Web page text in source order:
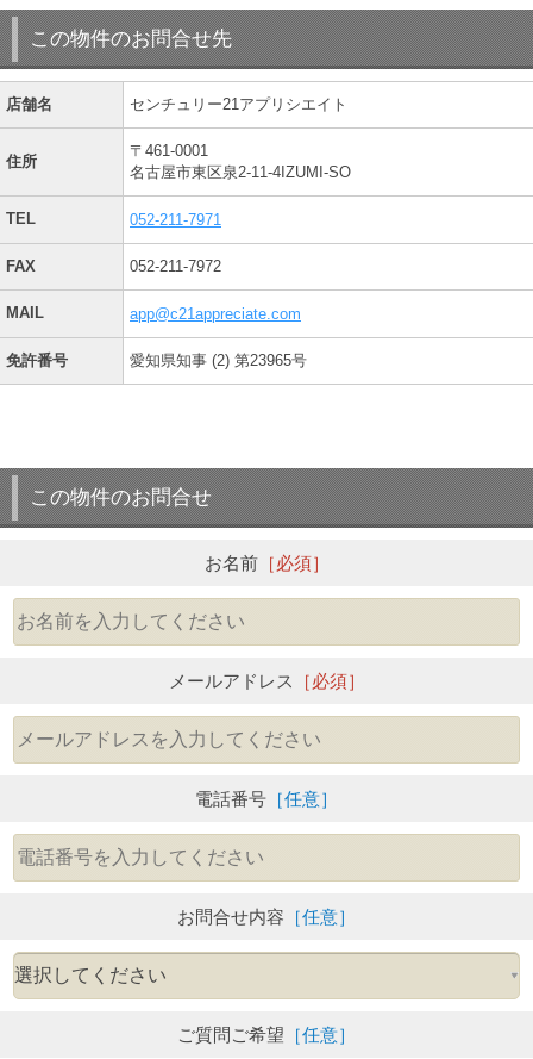
この物件のお問合せ先
店舗名 センチュリー21アプリシエイト
住所
〒461-0001
名古屋市東区泉2-11-4IZUMI-SO
TEL 052-211-7971
FAX 052-211-7972
MAIL app@c21appreciate.com
免許番号 愛知県知事 (2) 第23965号
この物件のお問合せ
お名前［必須］
メールアドレス ［必須］
電話番号 ［任意］
お問合せ内容 ［任意］
ご質問ご希望 ［任意］